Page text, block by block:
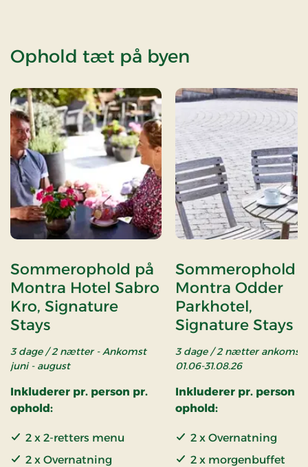
Ophold tæt på byen
Sommerophold på
Montra Hotel Sabro
Kro, Signature
Stays
3 dage / 2 nætter - Ankomst
juni - august
Inkluderer pr. person pr.
ophold:
2 x 2-retters menu
2 x Overnatning
Sommerophold
Montra Odder
Parkhotel,
Signature Stays
3 dage / 2 nætter ankomst
01.06-31.08.26
Inkluderer pr. person
ophold:
2 x Overnatning
2 x morgenbuffet